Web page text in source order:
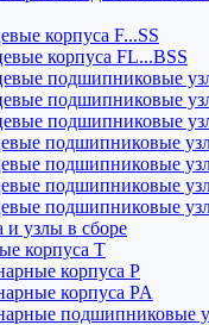
корпуса F...SS
корпуса FL...BSS
подшипниковые
подшипниковые
подшипниковые
подшипниковые
подшипниковые
подшипниковые
подшипниковые
и узлы в сборе
корпуса T
корпуса P
корпуса PA
подшипниковые